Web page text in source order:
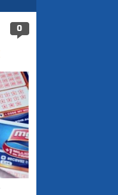
0